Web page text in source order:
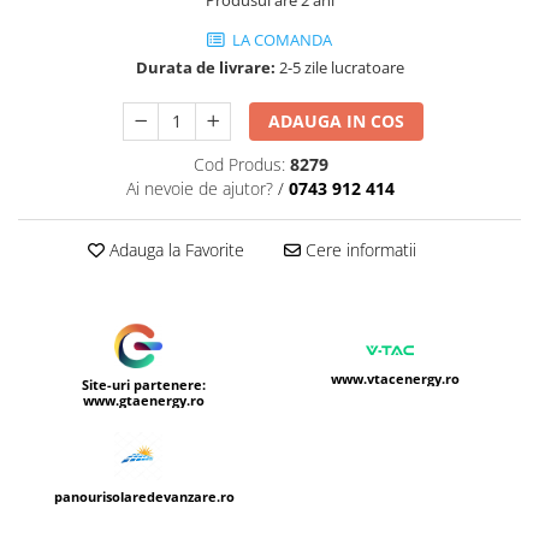
Lămpi de Birou
LA COMANDA
Durata de livrare: 2-5 zile lucratoare
ADAUGA IN COS
Cod Produs: 8279
Ai nevoie de ajutor? / 0743 912 414
Adauga la Favorite Cere informatii
Site-uri partenere:
www.gtaenergy.ro
www.vtacenergy.ro
panourisolaredevanzare.ro